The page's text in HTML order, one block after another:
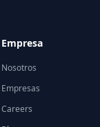
Empresa
Nosotros
Empresas
Careers